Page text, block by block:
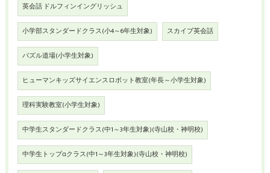
英会話 ドルフィンイングリッシュ
小学部スタンダードクラス(小4～6年生対象) スカイプ英会話
パズル道場(小学生対象)
ヒューマンキッズサイエンスロボット教室(年長～小学生対象)
理科実験教室(小学生対象)
中学生スタンダードクラス(中1～3年生対象)(寺山校・神明校)
中学生トップαクラス(中1～3年生対象)(寺山校・神明校)